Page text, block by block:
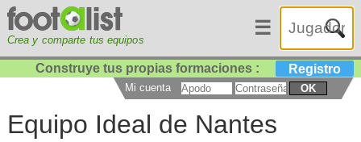
Crea y comparte tus equipos
☰
Construye tus propias formaciones : Registro
Mi cuenta OK
Equipo Ideal de Nantes